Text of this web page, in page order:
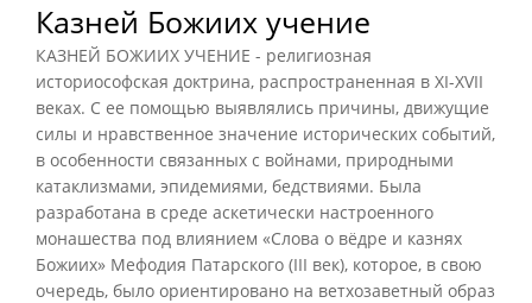
Казней Божиих учение
КАЗНЕЙ БОЖИИХ УЧЕНИЕ - религиозная
историософская доктрина, распространенная в XI-XVII
веках. С ее помощью выявлялись причины, движущие
силы и нравственное значение исторических событий,
в особенности связанных с войнами, природными
катаклизмами, эпидемиями, бедствиями. Была
разработана в среде аскетически настроенного
монашества под влиянием «Слова о вёдре и казнях
Божиих» Мефодия Патарского (III век), которое, в свою
очередь, было ориентировано на ветхозаветный образ